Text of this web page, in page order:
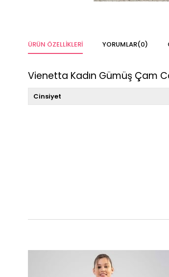
ÜRÜN ÖZELLIKLERI YORUMLAR(0)
Vienetta Kadın Gümüş Çam
Cinsiyet